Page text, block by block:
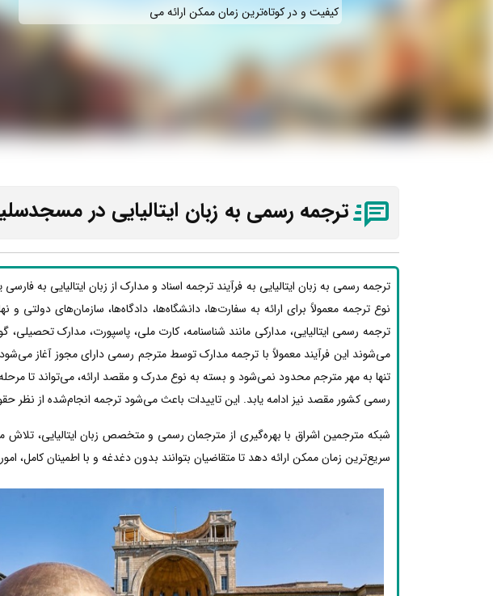
کیفیت و در کوتاه‌ترین زمان ممکن ارائه می‌
ترجمه رسمی به زبان ایتالیایی در
ترجمه رسمی به زبان ایتالیایی به فرآیند ترجمه اسناد و مدارک از زبان ایتالیایی
نوع ترجمه معمولاً برای ارائه به سفارت‌ها، دانشگاه‌ها، دادگاه‌ها، سازمان‌های دولتی
ترجمه رسمی ایتالیایی، مدارکی مانند شناسنامه، کارت ملی، پاسپورت، مدارک
می‌شوند این فرآیند معمولاً با ترجمه مدارک توسط مترجم رسمی دارای مجوز آغاز
تنها به مهر مترجم محدود نمی‌شود و بسته به نوع مدرک و مقصد ارائه، می‌تواند تا
رسمی کشور مقصد نیز ادامه یابد. این تاییدات باعث می‌شود ترجمه انجام‌شده از نظر
شبکه مترجمین اشراق با بهره‌گیری از مترجمان رسمی و متخصص زبان ایتالیایی،
سریع‌ترین زمان ممکن ارائه دهد تا متقاضیان بتوانند بدون دغدغه و با اطمینان کامل،